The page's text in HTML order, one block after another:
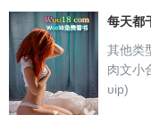
每天都
其他类
肉文小
υip)